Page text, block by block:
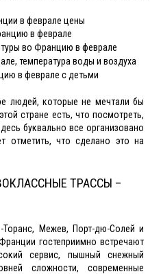
людей, которые не мечтали бы
стране есть, что посмотреть,
буквально все организовано
отметить, что сделано это на
ТРАССЫ –
Торанс, Межев, Порт-дю-Солей и
гостеприимно встречают
сервис, пышный снежный
сложности, современные